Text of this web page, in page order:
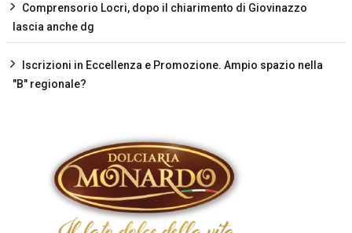
Comprensorio Locri, dopo il chiarimento di Giovinazzo
lascia anche dg
Iscrizioni in Eccellenza e Promozione. Ampio spazio nella
"B" regionale?